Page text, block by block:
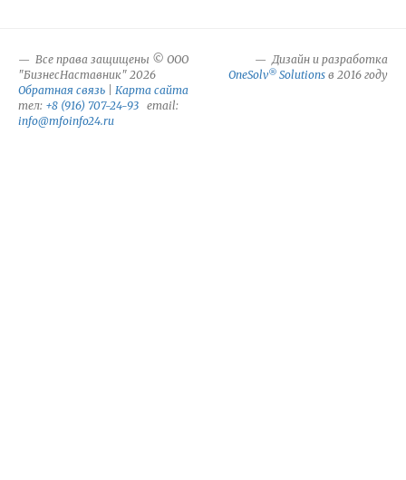
Все права защищены © ООО
"БизнесНаставник" 2026
Обратная связь
Карта сайта
тел: +8 (916) 707-24-93 email:
info@mfoinfo24.ru
Дизайн и разработка
OneSolv® Solutions в 2016 году